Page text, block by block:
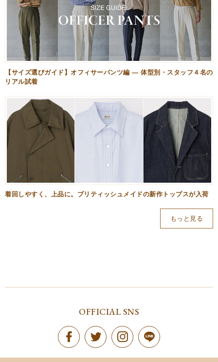
【サイズ選びガイド】オフィサーパンツ編 — 体型別・スタッフ４名の
リアル試着
着回しやすく、上品に。ブリティッシュメイドの新作トップスが入荷
もっと見る
OFFICIAL SNS